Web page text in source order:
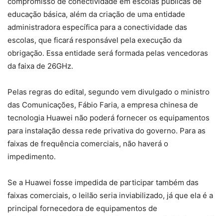
educação básica, além da criação de uma entidade
administradora específica para a conectividade das
escolas, que ficará responsável pela execução da
obrigação. Essa entidade será formada pelas vencedoras
da faixa de 26GHz.
Pelas regras do edital, segundo vem divulgado o ministro
das Comunicações, Fábio Faria, a empresa chinesa de
tecnologia Huawei não poderá fornecer os equipamentos
para instalação dessa rede privativa do governo. Para as
faixas de frequência comerciais, não haverá o
impedimento.
Se a Huawei fosse impedida de participar também das
faixas comerciais, o leilão seria inviabilizado, já que ela é a
principal fornecedora de equipamentos de